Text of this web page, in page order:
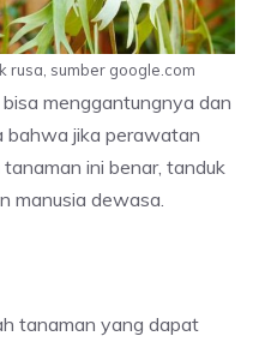
rusa, sumber google.com
menggantungnya dan
bahwa jika perawatan
ini benar, tanduk
manusia dewasa.
tanaman yang dapat